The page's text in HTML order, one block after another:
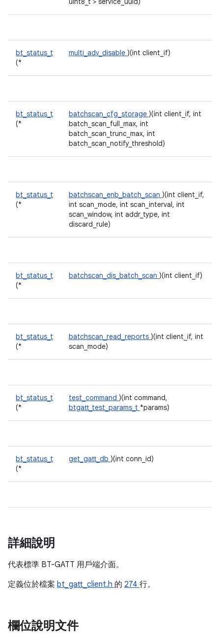
bt_status_t
(*
multi_adv_disable )(int client_if)
bt_status_t
(*
batchscan_cfg_storage )(int client_if, int
batch_scan_full_max, int
batch_scan_trunc_max, int
batch_scan_notify_threshold)
bt_status_t
(*
batchscan_enb_batch_scan )(int client_if,
int scan_mode, int scan_interval, int
scan_window, int addr_type, int
discard_rule)
bt_status_t
(*
batchscan_dis_batch_scan )(int client_if)
bt_status_t
(*
batchscan_read_reports )(int client_if, int
scan_mode)
bt_status_t
(*
test_command )(int command,
btgatt_test_params_t *params)
bt_status_t
(*
get_gatt_db )(int conn_id)
詳細說明
代表標準 BT-GATT 用戶端介面。
定義位於檔案 bt_gatt_client.h 的 274 行。
欄位說明文件